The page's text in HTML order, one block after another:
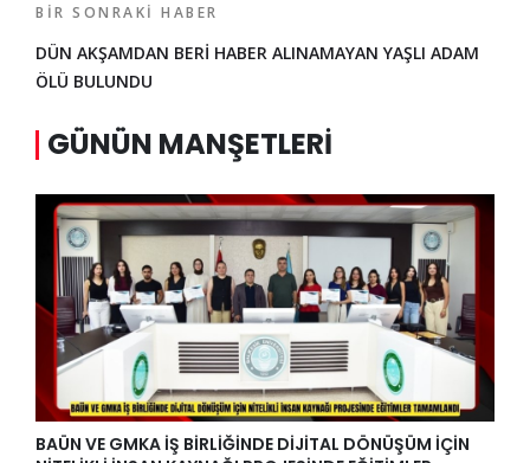
BIR SONRAKI HABER
DÜN AKŞAMDAN BERİ HABER ALINAMAYAN YAŞLI ADAM
ÖLÜ BULUNDU
GÜNÜN MANŞETLERI
BAÜN VE GMKA İŞ BİRLİĞİNDE DİJİTAL DÖNÜŞÜM İÇİN